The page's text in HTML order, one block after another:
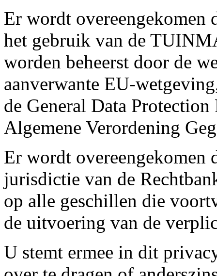
Er wordt overeengekomen
het gebruik van de
worden beheerst door de
aanverwante EU-
de General Data
Algemene Verordening
Er wordt overeengekomen
jurisdictie van de
op alle geschillen die
de uitvoering van de
U stemt ermee in dit